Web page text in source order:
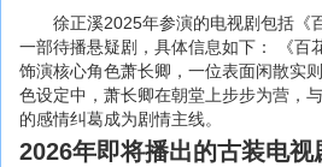
徐正溪2025年参演的电视剧包括《
一部待播悬疑剧，具体信息如下： 《百
饰演核心角色萧长卿，一位表面闲散实
色设定中，萧长卿在朝堂上步步为营，
的感情纠葛成为剧情主线。
2026年即将播出的古装电视